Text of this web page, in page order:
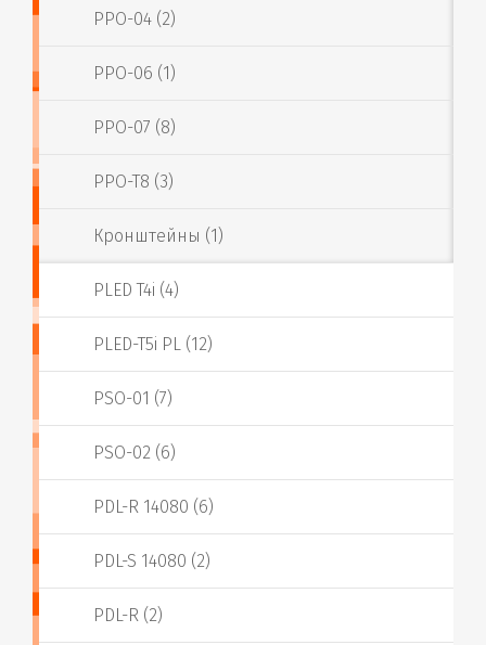
PPO-04 (2)
PPO-06 (1)
PPO-07 (8)
PPO-T8 (3)
Кронштейны (1)
PLED T4i (4)
PLED-T5i PL (12)
PSO-01 (7)
PSO-02 (6)
PDL-R 14080 (6)
PDL-S 14080 (2)
PDL-R (2)